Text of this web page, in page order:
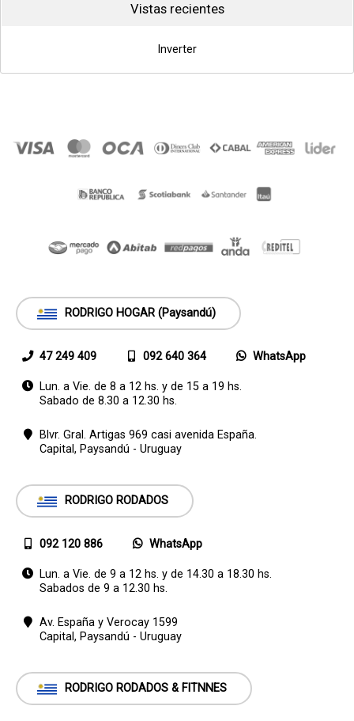
Vistas recientes
Inverter
RODRIGO HOGAR (Paysandú)
47 249 409 092 640 364 WhatsApp
Lun. a Vie. de 8 a 12 hs. y de 15 a 19 hs.
Sabado de 8.30 a 12.30 hs.
Blvr. Gral. Artigas 969 casi avenida España.
Capital, Paysandú - Uruguay
RODRIGO RODADOS
092 120 886 WhatsApp
Lun. a Vie. de 9 a 12 hs. y de 14.30 a 18.30 hs.
Sabados de 9 a 12.30 hs.
Av. España y Verocay 1599
Capital, Paysandú - Uruguay
RODRIGO RODADOS & FITNNES